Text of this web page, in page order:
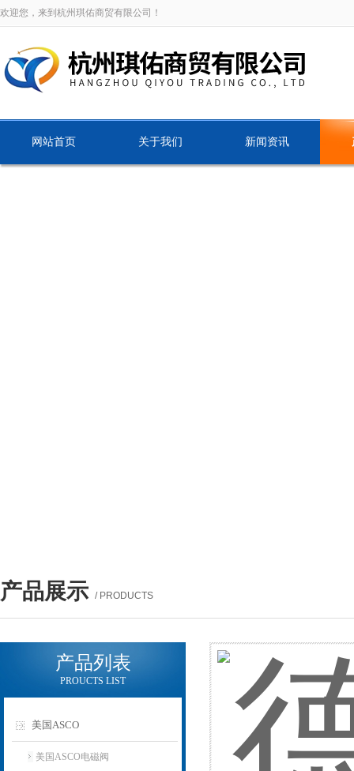
欢迎您，来到杭州琪佑商贸有限公司！
网站首页 关于我们 新闻资讯
产品展示 / PRODUCTS
产品列表
PROUCTS LIST
美国ASCO
美国ASCO电磁阀